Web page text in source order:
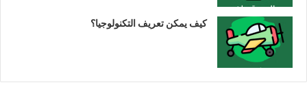
كيف يمكن تعريف التكنولوجيا؟